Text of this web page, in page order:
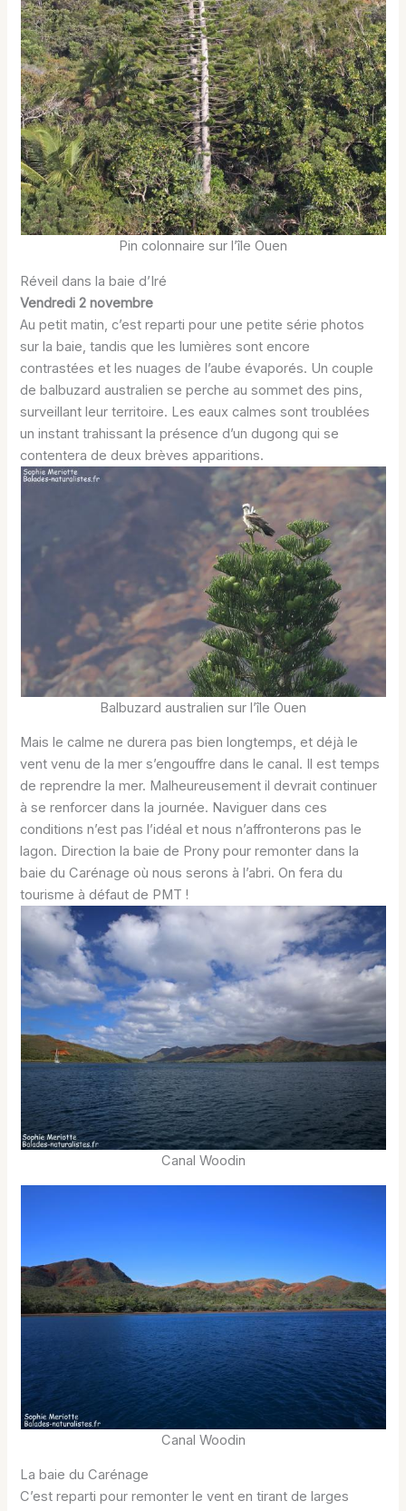
Pin colonnaire sur l’île Ouen
Réveil dans la baie d’Iré
Vendredi 2 novembre
Au petit matin, c’est reparti pour une petite série photos
sur la baie, tandis que les lumières sont encore
contrastées et les nuages de l’aube évaporés. Un couple
de balbuzard australien se perche au sommet des pins,
surveillant leur territoire. Les eaux calmes sont troublées
un instant trahissant la présence d’un dugong qui se
contentera de deux brèves apparitions.
Balbuzard australien sur l’île Ouen
Mais le calme ne durera pas bien longtemps, et déjà le
vent venu de la mer s’engouffre dans le canal. Il est temps
de reprendre la mer. Malheureusement il devrait continuer
à se renforcer dans la journée. Naviguer dans ces
conditions n’est pas l’idéal et nous n’affronterons pas le
lagon. Direction la baie de Prony pour remonter dans la
baie du Carénage où nous serons à l’abri. On fera du
tourisme à défaut de PMT !
Canal Woodin
Canal Woodin
La baie du Carénage
C’est reparti pour remonter le vent en tirant de larges